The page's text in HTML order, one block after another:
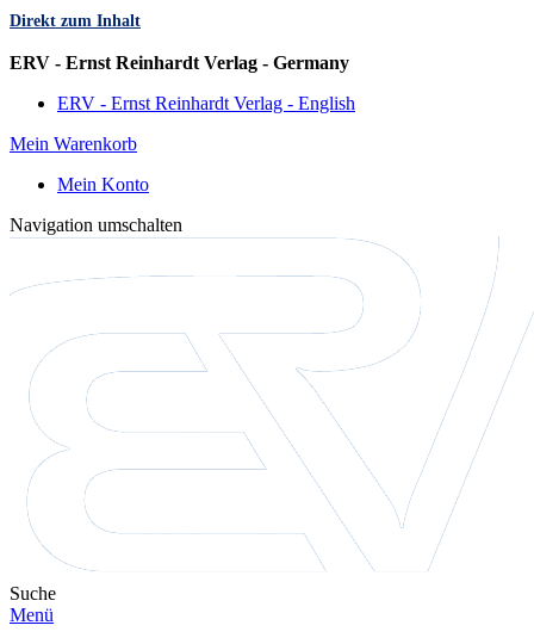
Direkt zum Inhalt
ERV - Ernst Reinhardt Verlag - Germany
ERV - Ernst Reinhardt Verlag - English
Mein Warenkorb
Mein Konto
Navigation umschalten
Suche
Menü